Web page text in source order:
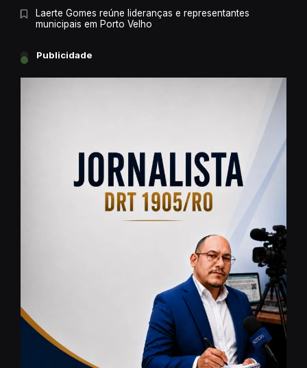
Laerte Gomes reúne lideranças e representantes
municipais em Porto Velho
Publicidade